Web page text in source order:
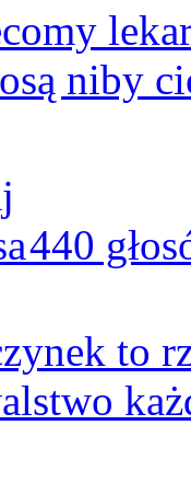
niby
440
to